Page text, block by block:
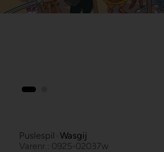
Puslespil Wasgij
Varenr.: 0925-02037w